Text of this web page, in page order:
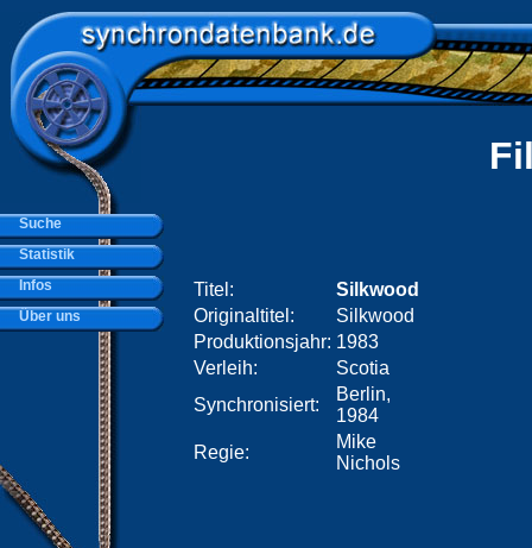
Titel:
Silkwood
Originaltitel:
Silkwood
Produktionsjahr: 1983
Verleih:
Scotia
Synchronisiert:
Berlin,
1984
Regie:
Mike
Nichols
Suche
Statistik
Infos
Über uns